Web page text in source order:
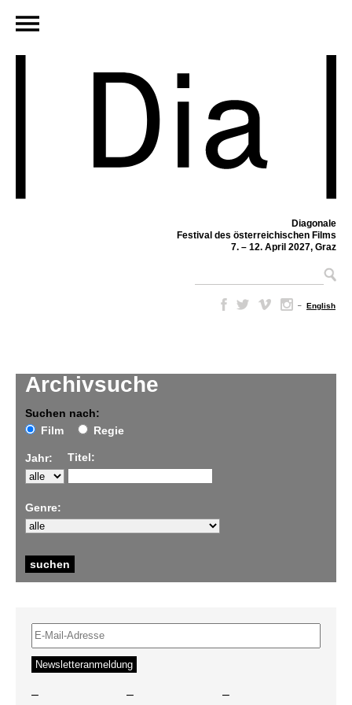
Diagonale
Festival des österreichischen Films
7. – 12. April 2027, Graz
– English
Archivsuche
Suchen nach:
Film
Regie
Jahr: Titel:
Genre:
– – –